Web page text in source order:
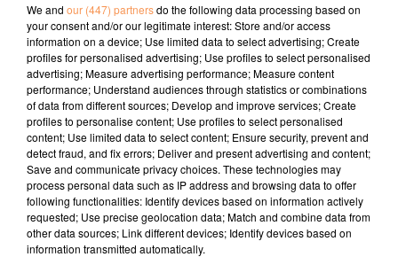
Site internet :pyrenefestival.fr
Facebook : Pyrène Festival
Instagram :@pyrenefestival
TITRES DIFFUSÉS
We and our (447) partnersdo the following data processing based on
your consent and/or our legitimate interest: Store and/or access
information on a device; Use limited data to select advertising; Create
profiles for personalised advertising; Use profiles to select personalised
advertising; Measure advertising performance; Measure content
performance; Understand audiences through statistics or combinations
of data from different sources; Develop and improve services; Create
profiles to personalise content; Use profiles to select personalised
content; Use limited data to select content; Ensure security, prevent and
detect fraud, and fix errors; Deliver and present advertising and content;
Save and communicate privacy choices. These technologies may
process personal data such as IP address and browsing data to offer
following functionalities: Identify devices based on information actively
requested; Use precise geolocation data; Match and combine data from
other data sources; Link different devices; Identify devices based on
information transmitted automatically.